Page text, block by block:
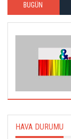
BUGÜN
HAVA DURUMU